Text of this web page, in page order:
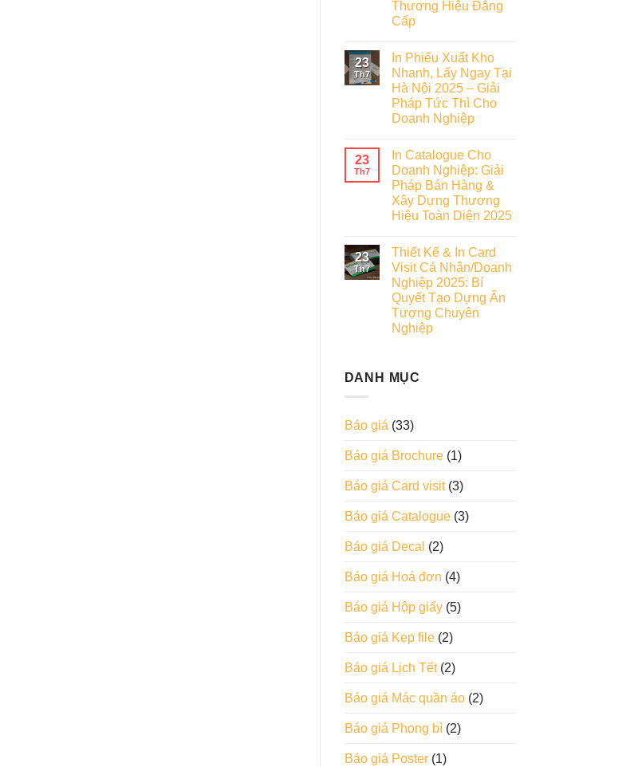
Thương Hiệu Đẳng
Cấp
23
Th7
In Phiếu Xuất Kho
Nhanh, Lấy Ngay Tại
Hà Nội 2025 – Giải
Pháp Tức Thì Cho
Doanh Nghiệp
23
Th7
In Catalogue Cho
Doanh Nghiệp: Giải
Pháp Bán Hàng &
Xây Dựng Thương
Hiệu Toàn Diện 2025
23
Th7
Thiết Kế & In Card
Visit Cá Nhân/Doanh
Nghiệp 2025: Bí
Quyết Tạo Dựng Ấn
Tượng Chuyên
Nghiệp
DANH MỤC
Báo giá (33)
Báo giá Brochure(1)
Báo giá Card visit(3)
Báo giá Catalogue(3)
Báo giá Decal (2)
Báo giá Hoá đơn (4)
Báo giá Hộp giấy(5)
Báo giá Kẹp file(2)
Báo giá Lịch Tết(2)
Báo giá Mác quần áo(2)
Báo giá Phong bì(2)
Báo giá Poster(1)